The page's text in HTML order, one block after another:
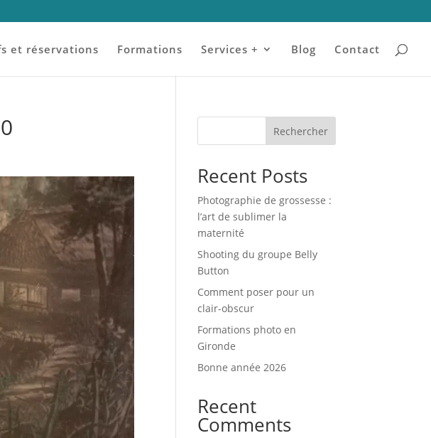
et réservations Formations Services + Blog Contact
Rechercher
Recent Posts
Photographie de grossesse :
l’art de sublimer la
maternité
Shooting du groupe Belly
Button
Comment poser pour un
clair-obscur
Formations photo en
Gironde
Bonne année 2026
Recent
Comments